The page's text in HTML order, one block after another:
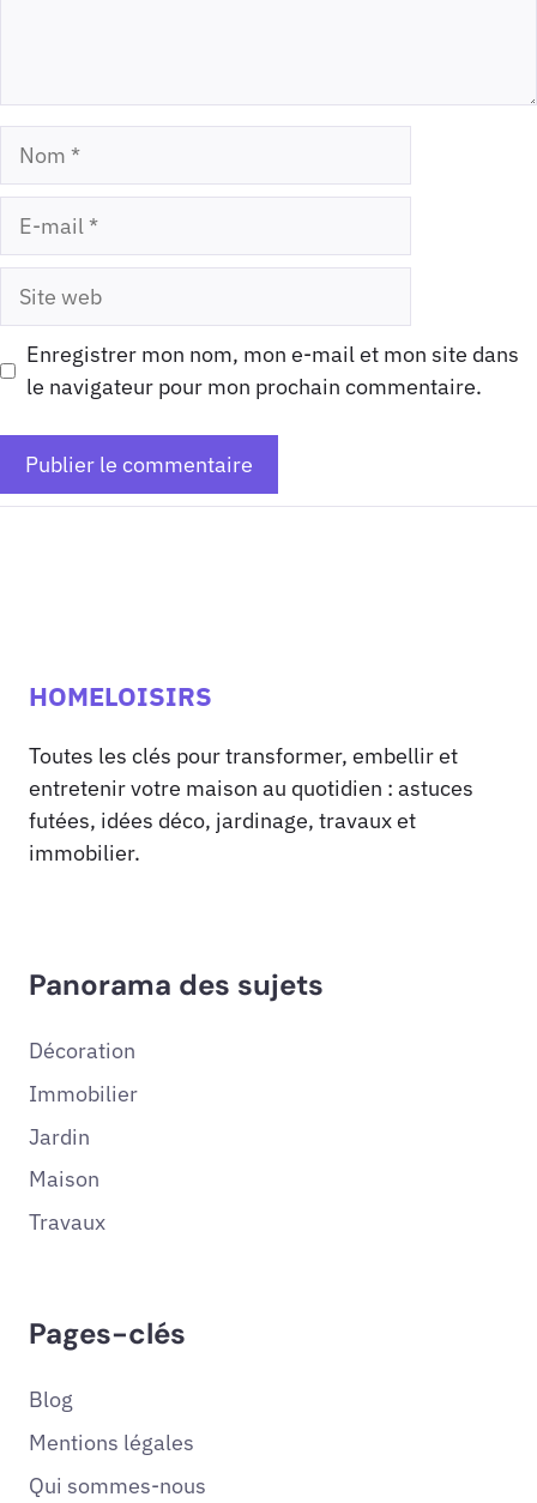
Nom
Site
Enregistrer mon nom, mon e-mail et mon site dans
le navigateur pour mon prochain commentaire.
HOMELOISIRS
Toutes les clés pour transformer, embellir et
entretenir votre maison au quotidien : astuces
futées, idées déco, jardinage, travaux et
immobilier.
Panorama des sujets
Décoration
Immobilier
Jardin
Maison
Travaux
Pages-clés
Blog
Mentions légales
Qui sommes-nous